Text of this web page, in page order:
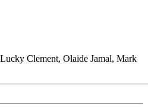
Clement, Olaide Jamal, Mark